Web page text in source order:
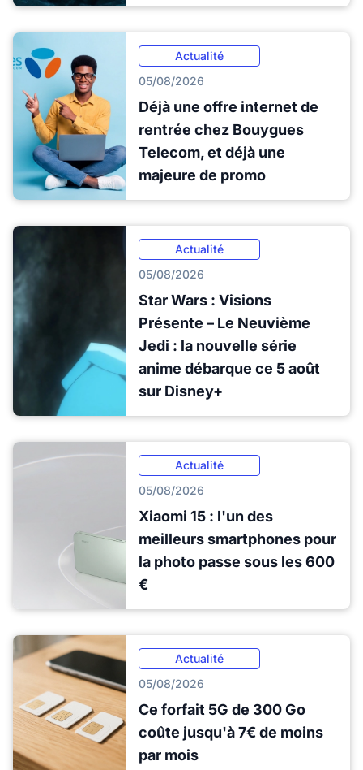
Actualité
05/08/2026
Déjà une offre internet de
rentrée chez Bouygues
Telecom, et déjà une
majeure de promo
Actualité
05/08/2026
Star Wars : Visions
Présente – Le Neuvième
Jedi : la nouvelle série
anime débarque ce 5 août
sur Disney+
Actualité
05/08/2026
Xiaomi 15 : l'un des
meilleurs smartphones pour
la photo passe sous les 600
€
Actualité
05/08/2026
Ce forfait 5G de 300 Go
coûte jusqu'à 7€ de moins
par mois